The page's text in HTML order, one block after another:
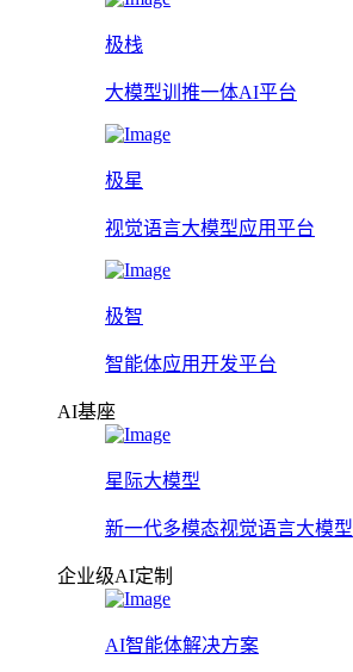
极栈
大模型训推一体AI平台
极星
视觉语言大模型应用平台
极智
智能体应用开发平台
AI基座
星际大模型
新一代多模态视觉语言大模型
企业级AI定制
AI智能体解决方案